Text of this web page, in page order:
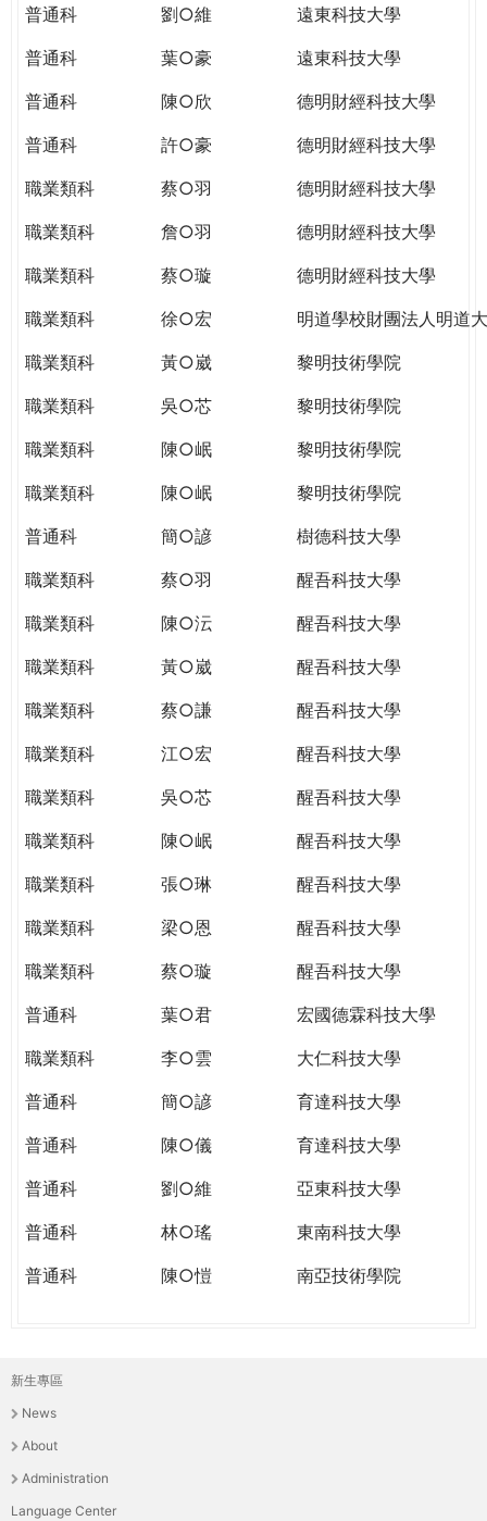
普通科
劉○維
遠東科技大學
普通科
葉○豪
遠東科技大學
普通科
陳○欣
德明財經科技大學
普通科
許○豪
德明財經科技大學
職業類科
蔡○羽
德明財經科技大學
職業類科
詹○羽
德明財經科技大學
職業類科
蔡○璇
德明財經科技大學
職業類科
徐○宏
明道學校財團法人明道
職業類科
黃○崴
黎明技術學院
職業類科
吳○芯
黎明技術學院
職業類科
陳○岷
黎明技術學院
職業類科
陳○岷
黎明技術學院
普通科
簡○諺
樹德科技大學
職業類科
蔡○羽
醒吾科技大學
職業類科
陳○沄
醒吾科技大學
職業類科
黃○崴
醒吾科技大學
職業類科
蔡○謙
醒吾科技大學
職業類科
江○宏
醒吾科技大學
職業類科
吳○芯
醒吾科技大學
職業類科
陳○岷
醒吾科技大學
職業類科
張○琳
醒吾科技大學
職業類科
梁○恩
醒吾科技大學
職業類科
蔡○璇
醒吾科技大學
普通科
葉○君
宏國德霖科技大學
職業類科
李○雲
大仁科技大學
普通科
簡○諺
育達科技大學
普通科
陳○儀
育達科技大學
普通科
劉○維
亞東科技大學
普通科
林○瑤
東南科技大學
普通科
陳○愷 南亞技術學院
主
選
單
新生專區
News
About
Administration
Language Center